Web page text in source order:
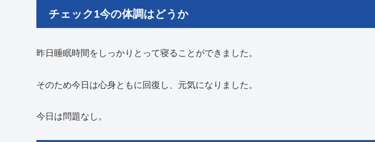
チェック1今の体調はどうか
昨日睡眠時間をしっかりとって寝ることができました。
そのため今日は心身ともに回復し、元気になりました。
今日は問題なし。